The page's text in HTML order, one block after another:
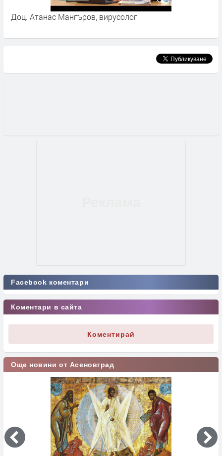
Доц. Атанас Мангъров, вирусолог
Facebook коментари
Коментари в сайта
Коментирай
Още новини от Асеновград